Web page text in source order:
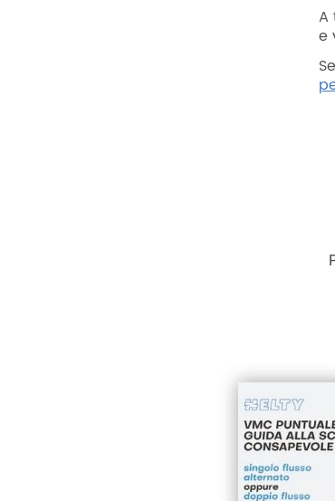
A
e